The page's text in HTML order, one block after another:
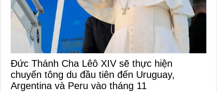
Đức Thánh Cha Lêô XIV sẽ thực hiện
chuyến tông du đầu tiên đến Uruguay,
Argentina và Peru vào tháng 11